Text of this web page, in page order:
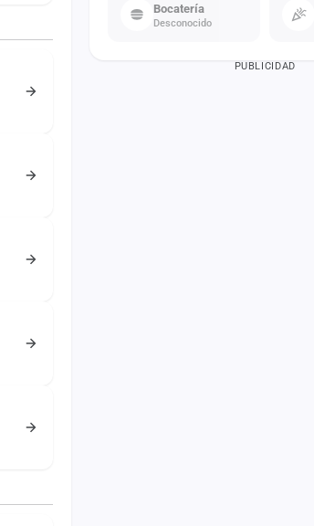
Bocatería
Desconocido
PUBLICIDAD